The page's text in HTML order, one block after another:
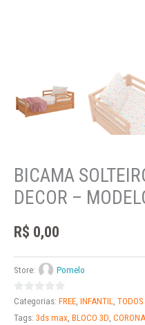
BICAMA
DECOR –
R$ 0,00
Store: Pomelo
0
out
Categorias: FREE, INFANTIL, TODOS
Tags: 3ds max, BLOCO 3D,